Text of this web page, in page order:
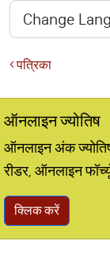
पत्रिका
ऑनलाइन ज्योतिष
ऑनलाइन अंक
रीडर, ऑनलाइन
क्लिक करें